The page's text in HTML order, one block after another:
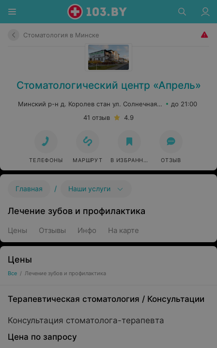
Стоматология в Минске
Стоматологический центр «Апрель»
Минский р-н д. Королев стан ул. Солнечная, 1
до 21:00
41 отзыв
4.9
ТЕЛЕФОНЫ МАРШРУТ В ИЗБРАННОЕ ОТЗЫВ
Главная / Наши услуги
Лечение зубов и профилактика
Цены Отзывы Инфо На карте
Цены
Все / Лечение зубов и профилактика
Терапевтическая стоматология / Консультации
Консультация стоматолога-терапевта
Цена по запросу